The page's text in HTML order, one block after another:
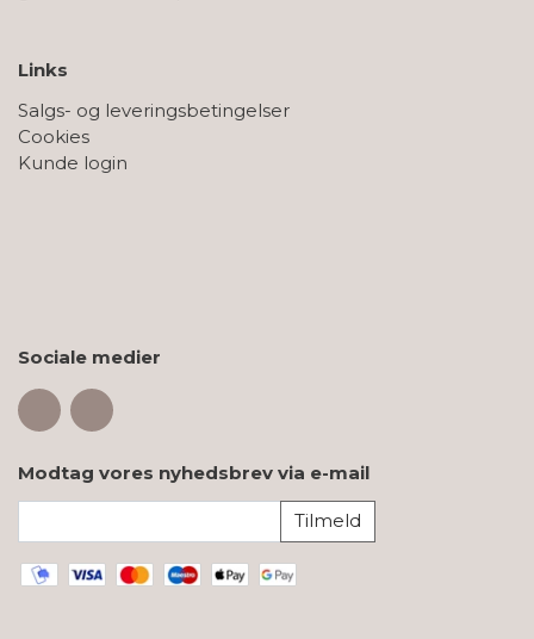
Links
Salgs- og leveringsbetingelser
Cookies
Kunde login
Sociale medier
Modtag vores nyhedsbrev via e-mail
Tilmeld